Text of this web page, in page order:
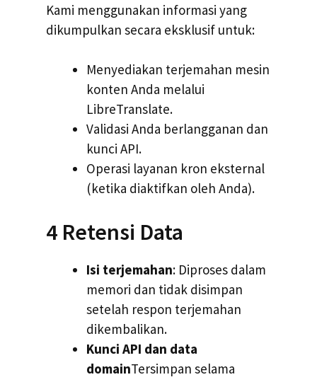
Kami menggunakan informasi yang
dikumpulkan secara eksklusif untuk:
Menyediakan terjemahan mesin
konten Anda melalui
LibreTranslate.
Validasi Anda berlangganan dan
kunci API.
Operasi layanan kron eksternal
(ketika diaktifkan oleh Anda).
4 Retensi Data
Isi terjemahan: Diproses dalam
memori dan tidak disimpan
setelah respon terjemahan
dikembalikan.
Kunci API dan data
domainTersimpan selama